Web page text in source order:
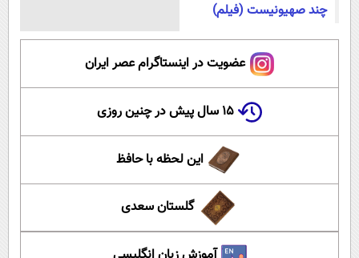
چند صهیونیست (فیلم)
عضویت در اینستاگرام عصر ایران
۱۵ سال پیش در چنین روزی
این لحظه با حافظ
گلستان سعدی